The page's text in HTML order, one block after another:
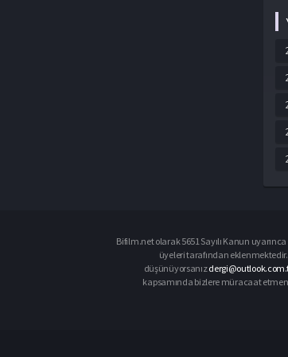
Bifilm.net olarak 5651 Sayılı Kanun
üyeleri tarafından
düşünüyorsanız
kapsamında bizlere müracaat